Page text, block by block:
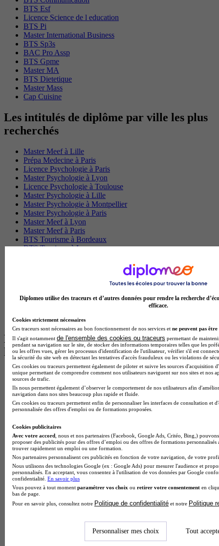
BTS Esf
Licence Science de l education
BTS Pi
Master International Business
BTS Sp3s
BAC Pro Assp
BTS Gpme
Master MA
BTS Dietetique
Master Mass
Cap Cuisine
Les intitulés de diplôme par ville les plus
recherchés
Master Meef à Lille
Prépa Medecine à Paris
Licence Psychologie à Paris
Master Psychologie à Lyon
Licence Psychologie à Toulouse
Master Psychologie à Lille
Master Psychologie à Montpellier
Master Psychologie à Paris
Master Meef à Lyon
Master Meef à Paris
BTS Tourisme à Bordeaux
BTS Tourisme à Lyon
Master Psychologie à Angers
BTS Ndrc à Lyon
Les intitulés de diplôme par alternance
les plus recherchés
BTS Esf en alternance
BTS Dietetique en alternance
BTS Mco en alternance
BTS Pi en alternance
BTS Sp3s en alternance
BTS Ndrc en alternance
BTS Sam en alternance
Cap Fleuriste en alternance
BTS Sio en alternance
MSc Marketing Digital en alternance
BTS Gpme en alternance
Cap Electricien en alternance
BTS Gpn en alternance
BTS Domotique en alternance
BAC Pro Agora en alternance
BTS Iris en alternance
BTS Tpl en alternance
BTS Ati en alternance
Diplomeo utilise des traceurs et d’autres données pour rendre la recherche
efficace.
Cookies strictement nécessaires
Ces traceurs sont nécessaires au bon fonctionnement de nos services et ne peuvent pas être
Il s'agit notamment de l'ensemble des cookies ou traceurs permettant de
pendant sa navigation sur le site, de stocker des informations temporaires telles que les
ou les offres vues, gérer les processus d'identification de l'utilisateur, vérifier s'il est
la sécurité du site web en détectant les tentatives d'accès frauduleux ou les violations de
Ces cookies ou traceurs permettent également de piloter et suivre les sources d'acquisition
unique permettant de comprendre comment nos utilisateurs naviguent sur nos sites et nos
sources de trafic.
Ils nous permettent également d’observer le comportement de nos utilisateurs afin
navigation dans nos sites beaucoup plus rapide et fluide.
Ces cookies ou traceurs permettent enfin de personnaliser les interfaces de consultation et
personnalisée des offres d'emploi ou de formations proposées.
Cookies publicitaires
Avec votre accord , nous et nos partenaires (Facebook, Google Ads, Critéo, Bing,)
proposer des publicités pour des offres d’emploi ou des offres de formations
trouver rapidement un emploi ou une formation.
Nos partenaires personnalisent ces publicités en fonction de votre navigation, de votre
Nous utilisons des technologies Google (ex : Google Ads) pour mesurer l'audience et
personnalisés. En acceptant, vous consentez à l'utilisation de vos données par Google
confidentialité. En savoir plus
Vous pouvez à tout moment paramétrer vos choix ou retirer votre consentement en
bas de page.
Pour en savoir plus, consultez notre Politique de confidentialité et notre Politique
Personnaliser mes choix Tout